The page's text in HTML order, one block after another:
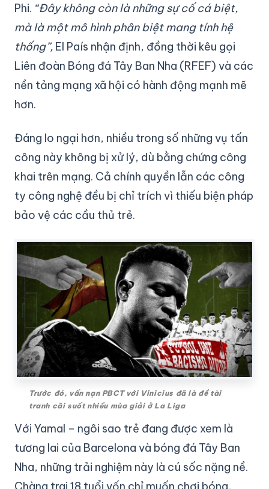
Phi. “Đây không còn là những sự cố cá biệt,
mà là một mô hình phân biệt mang tính hệ
thống”, El País nhận định, đồng thời kêu gọi
Liên đoàn Bóng đá Tây Ban Nha (RFEF) và các
nền tảng mạng xã hội có hành động mạnh mẽ
hơn.
Đáng lo ngại hơn, nhiều trong số những vụ tấn
công này không bị xử lý, dù bằng chứng công
khai trên mạng. Cả chính quyền lẫn các công
ty công nghệ đều bị chỉ trích vì thiếu biện pháp
bảo vệ các cầu thủ trẻ.
Trước đó, vấn nạn PBCT với Vinicius đã là đề tài
tranh cãi suốt nhiều mùa giải ở La Liga
Với Yamal – ngôi sao trẻ đang được xem là
tương lai của Barcelona và bóng đá Tây Ban
Nha, những trải nghiệm này là cú sốc nặng nề.
Chàng trai 18 tuổi vốn chỉ muốn chơi bóng,